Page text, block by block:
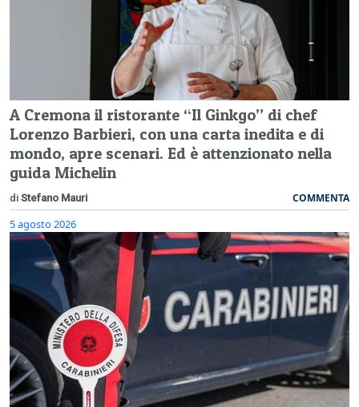
A Cremona il ristorante “Il Ginkgo” di chef
Lorenzo Barbieri, con una carta inedita e di
mondo, apre scenari. Ed è attenzionato nella
guida Michelin
di Stefano Mauri COMMENTA
5 agosto 2026